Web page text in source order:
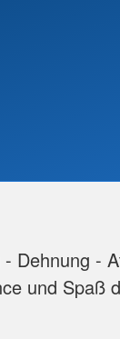
Dehnung -
und Spaß